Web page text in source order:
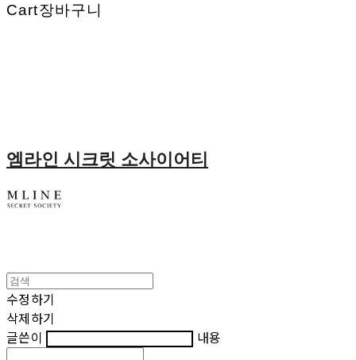
Cart장바구니
엠라인 시크릿 소사이어티
수정하기
삭제하기
글쓴이
내용